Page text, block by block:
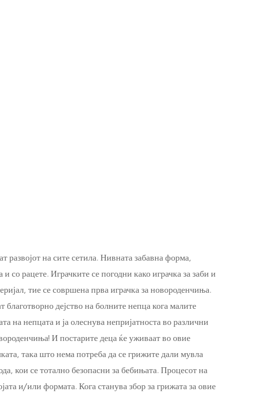
развојот на сите сетила. Нивната забавна форма,
со рацете. Играчките се погодни како играчка за заби и
тие се совршена прва играчка за новороденчиња.
дејство на болните непца кога малите
на непцата и ја олеснува непријатноста во различни
И постарите деца ќе уживаат во овие
така што нема потреба да се грижите дали мувла
кои се тотално безопасни за бебињата. Процесот на
и/или формата. Кога станува збор за грижата за овие